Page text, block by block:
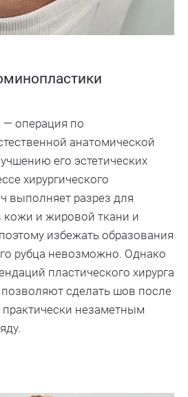
операция по
анатомической
его эстетических
хирургического
выполняет разрез для
кожи и жировой ткани и
избежать образования
рубца невозможно. Однако
пластического хирурга
сделать шов после
незаметным